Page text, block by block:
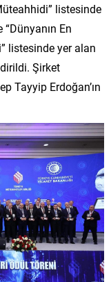
listesinde
En
listesinde yer alan
Şirket
Tayyip Erdoğan’ın